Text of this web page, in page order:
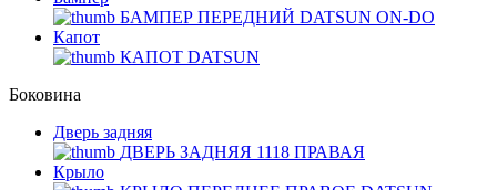
БАМПЕР ПЕРЕДНИЙ DATSUN ON-DO
Капот
КАПОТ DATSUN
Боковина
Дверь задняя
ДВЕРЬ ЗАДНЯЯ 1118 ПРАВАЯ
Крыло